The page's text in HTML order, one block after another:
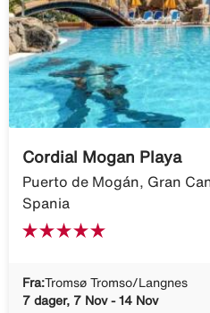
Cordial Mogan Playa
Puerto de Mogán, Gran
Spania
Fra:Tromsø Tromso/Langnes
7 dager, 7 Nov - 14 Nov